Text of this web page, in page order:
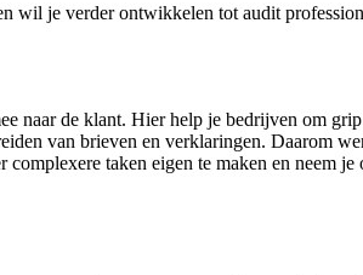
wil je verder ontwikkelen tot audit
naar de klant. Hier help je bedrijven om
van brieven en verklaringen. Daarom
taken eigen te maken en neem